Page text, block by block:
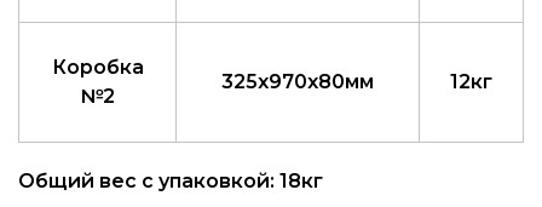
Коробка
№2
325x970x80мм 12кг
Общий вес с упаковкой: 18кг